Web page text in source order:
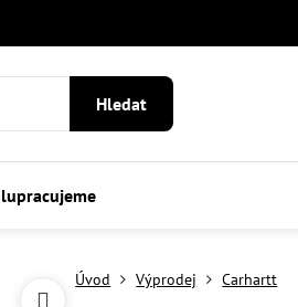
Hledat
Úvod Výprodej Carhartt